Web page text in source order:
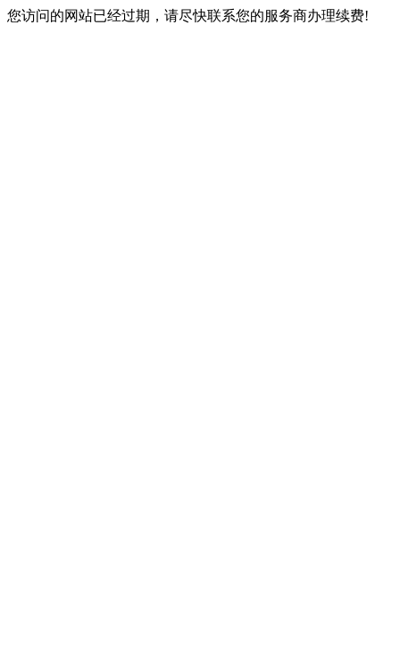
您访问的网站已经过期，请尽快联系您的服务商办理续费!